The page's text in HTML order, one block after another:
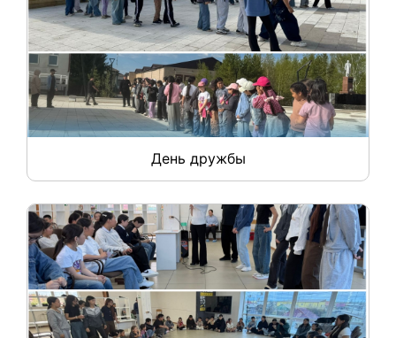
День дружбы